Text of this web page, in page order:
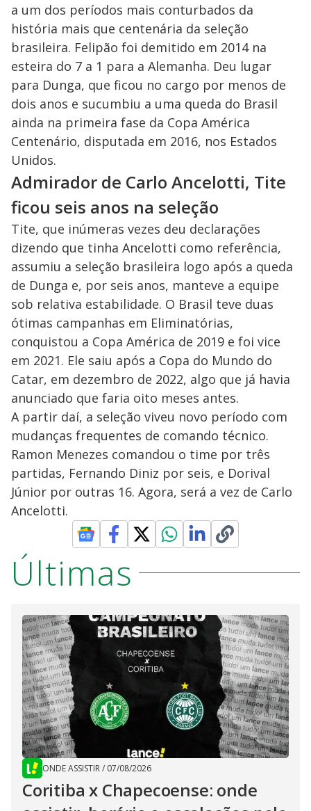
a um dos períodos mais conturbados da
história mais que centenária da seleção
brasileira. Felipão foi demitido em 2014 na
esteira do 7 a 1 para a Alemanha. Deu lugar
para Dunga, que ficou no cargo por menos de
dois anos e sucumbiu a uma queda do Brasil
ainda na primeira fase da Copa América
Centenário, disputada em 2016, nos Estados
Unidos.
Admirador de Carlo Ancelotti, Tite
ficou seis anos na seleção
Tite, que inúmeras vezes deu declarações
dizendo que tinha Ancelotti como referência,
assumiu a seleção brasileira logo após a queda
de Dunga e, por seis anos, manteve a equipe
sob relativa estabilidade. O Brasil teve duas
ótimas campanhas em Eliminatórias,
conquistou a Copa América de 2019 e foi vice
em 2021. Ele saiu após a Copa do Mundo do
Catar, em dezembro de 2022, algo que já havia
anunciado que faria oito meses antes.
A partir daí, a seleção viveu novo período com
mudanças frequentes de comando técnico.
Ramon Menezes comandou o time por três
partidas, Fernando Diniz por seis, e Dorival
Júnior por outras 16. Agora, será a vez de Carlo
Ancelotti.
Últimas
ONDE ASSISTIR/ 07/08/2026
Coritiba x Chapecoense: onde